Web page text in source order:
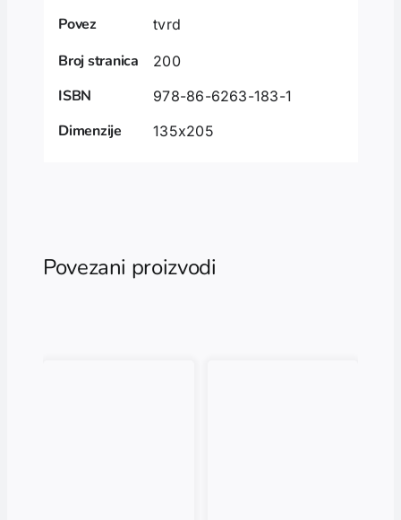
Povez tvrd
Broj stranica 200
ISBN 978-86-6263-183-1
Dimenzije 135x205
Povezani proizvodi